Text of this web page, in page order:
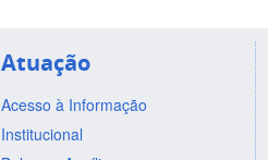
Atuação
Acesso à Informação
Institucional